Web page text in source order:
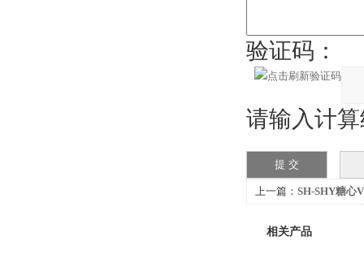
验证码：
请输入计算
上一篇： SH-SHY糖心
相关产品